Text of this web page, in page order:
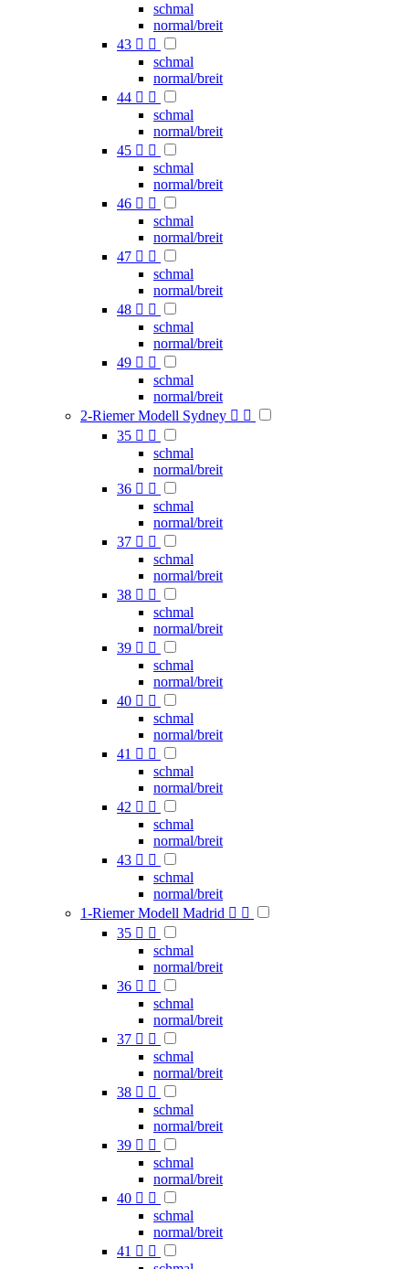
schmal
normal/breit
43  
schmal
normal/breit
44  
schmal
normal/breit
45  
schmal
normal/breit
46  
schmal
normal/breit
47  
schmal
normal/breit
48  
schmal
normal/breit
49  
schmal
normal/breit
2-Riemer Modell Sydney  
35  
schmal
normal/breit
36  
schmal
normal/breit
37  
schmal
normal/breit
38  
schmal
normal/breit
39  
schmal
normal/breit
40  
schmal
normal/breit
41  
schmal
normal/breit
42  
schmal
normal/breit
43  
schmal
normal/breit
1-Riemer Modell Madrid  
35  
schmal
normal/breit
36  
schmal
normal/breit
37  
schmal
normal/breit
38  
schmal
normal/breit
39  
schmal
normal/breit
40  
schmal
normal/breit
41  